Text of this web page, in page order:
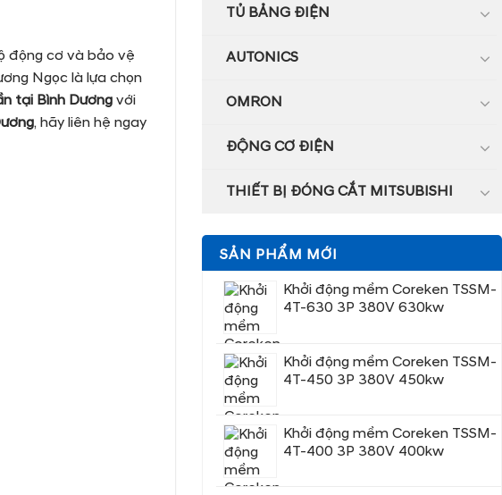
động cơ và bảo vệ
Ngọc là lựa chọn
tại Bình Dương với
, hãy liên hệ ngay
TỦ BẢNG ĐIỆN
AUTONICS
OMRON
ĐỘNG CƠ ĐIỆN
THIẾT BỊ ĐÓNG CẮT MITSUBISHI
SẢN PHẨM MỚI
Khởi động mềm Coreken TSSM-
4T-630 3P 380V 630kw
Khởi động mềm Coreken TSSM-
4T-450 3P 380V 450kw
Khởi động mềm Coreken TSSM-
4T-400 3P 380V 400kw